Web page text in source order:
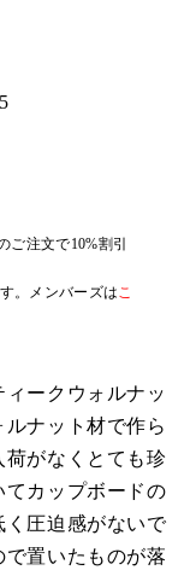
ご注文で10%割引
。メンバーズはこ
ークウォルナッ
ルナット材で作ら
がなくとても珍
てカップボードの
く圧迫感がないで
置いたものが落